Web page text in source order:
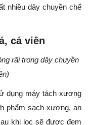
nhiều dây chuyền chế
cá viên
rãi trong dây chuyền
dụng máy tách xương
phẩm sạch xương, an
khi lọc sẽ được đem